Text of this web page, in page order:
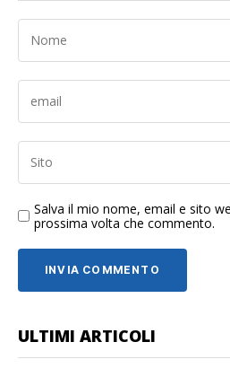
Salva il mio nome, email e sito
prossima volta che commento.
ULTIMI ARTICOLI